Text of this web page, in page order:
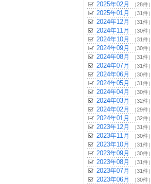
2025年02月 （28件）
2025年01月 （31件）
2024年12月 （31件）
2024年11月 （30件）
2024年10月 （31件）
2024年09月 （30件）
2024年08月 （31件）
2024年07月 （31件）
2024年06月 （30件）
2024年05月 （31件）
2024年04月 （30件）
2024年03月 （32件）
2024年02月 （29件）
2024年01月 （32件）
2023年12月 （31件）
2023年11月 （30件）
2023年10月 （31件）
2023年09月 （30件）
2023年08月 （31件）
2023年07月 （31件）
2023年06月 （30件）